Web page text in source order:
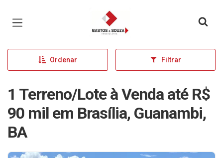
Página inicial
Ordenar Filtrar
1 Terreno/Lote à Venda até R$
90 mil em Brasília, Guanambi,
BA